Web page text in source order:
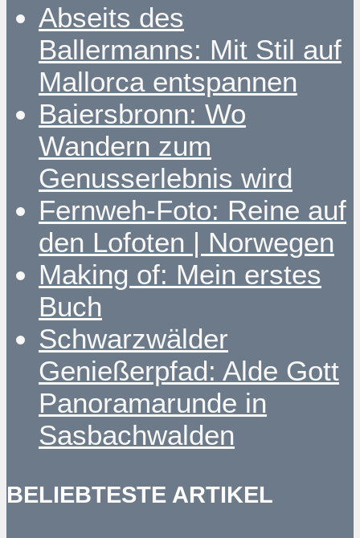
Abseits des
Ballermanns: Mit Stil auf
Mallorca entspannen
Baiersbronn: Wo
Wandern zum
Genusserlebnis wird
Fernweh-Foto: Reine auf
den Lofoten | Norwegen
Making of: Mein erstes
Buch
Schwarzwälder
Genießerpfad: Alde Gott
Panoramarunde in
Sasbachwalden
BELIEBTESTE ARTIKEL